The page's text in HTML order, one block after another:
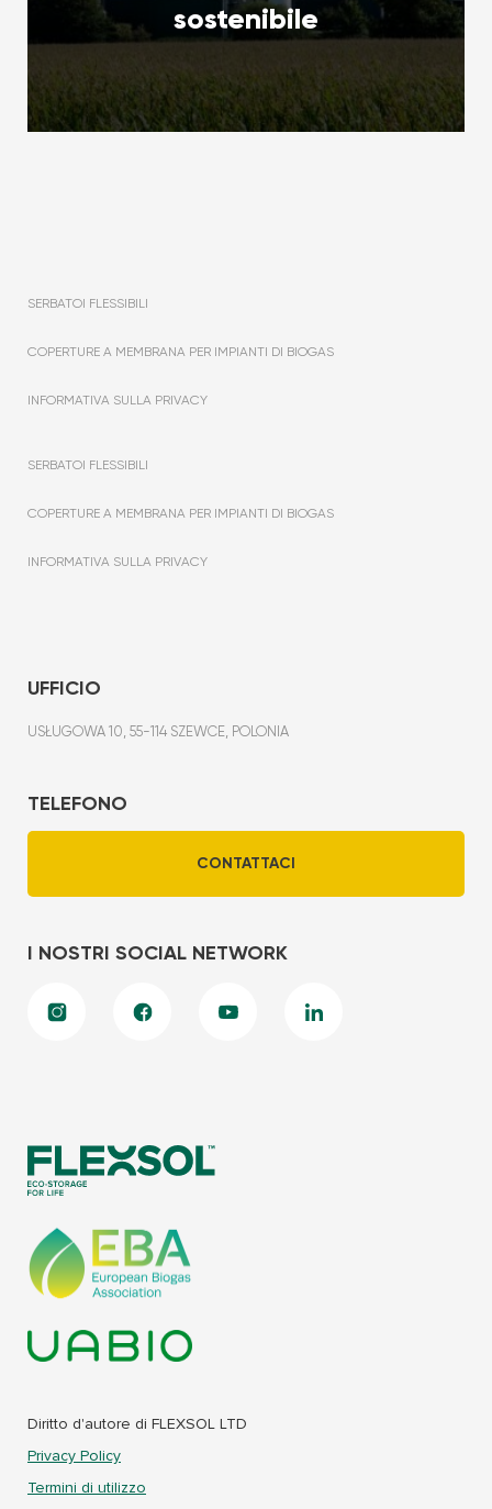
sostenibile
Diritto d'autore di FLEXSOL LTD
Privacy Policy
Termini di utilizzo
SERBATOI FLESSIBILI
COPERTURE A MEMBRANA PER IMPIANTI DI BIOGAS
INFORMATIVA SULLA PRIVACY
SERBATOI FLESSIBILI
COPERTURE A MEMBRANA PER IMPIANTI DI BIOGAS
INFORMATIVA SULLA PRIVACY
UFFICIO
USŁUGOWA 10, 55-114 SZEWCE, POLONIA
TELEFONO
CONTATTACI
I NOSTRI SOCIAL NETWORK